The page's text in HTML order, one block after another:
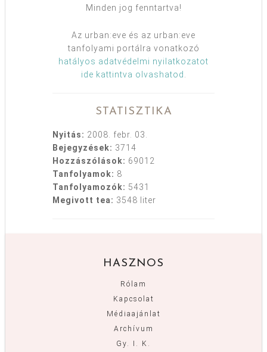
Minden jog fenntartva!
Az urban:eve és az urban:eve
tanfolyami portálra vonatkozó
hatályos adatvédelmi nyilatkozatot
ide kattintva olvashatod
STATISZTIKA
Nyitás: 2008. febr. 03.
Bejegyzések: 3714
Hozzászólások: 69012
Tanfolyamok: 8
Tanfolyamozók: 5431
Megivott tea: 3548 liter
HASZNOS
Rólam
Kapcsolat
Médiaajánlat
Archívum
Gy. I. K.